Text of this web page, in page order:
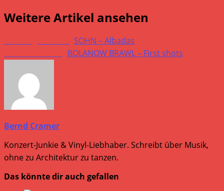
Weitere Artikel ansehen
SOHN – Albadas
BOLANOW BRAWL – First shots
Bernd Cramer
Konzert-Junkie & Vinyl-Liebhaber. Schreibt über Musik,
ohne zu Architektur zu tanzen.
Das könnte dir auch gefallen